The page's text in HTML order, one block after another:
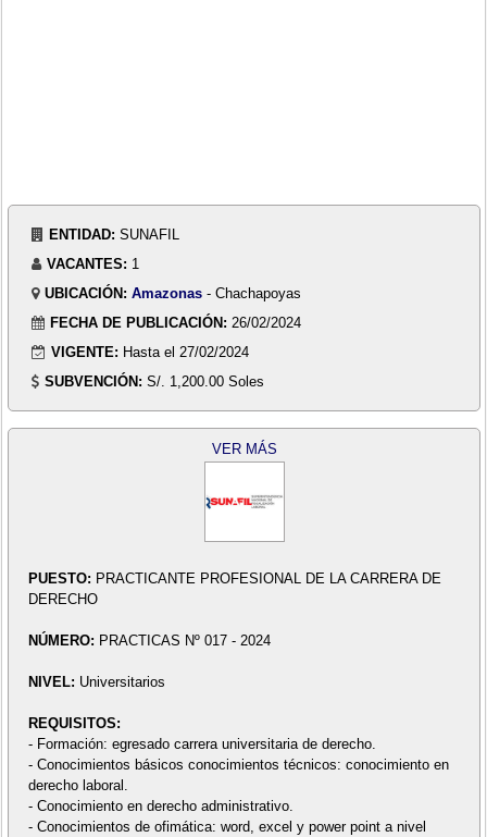
ENTIDAD: SUNAFIL
VACANTES: 1
UBICACIÓN: Amazonas - Chachapoyas
FECHA DE PUBLICACIÓN: 26/02/2024
VIGENTE: Hasta el 27/02/2024
SUBVENCIÓN: S/. 1,200.00 Soles
VER MÁS
PUESTO: PRACTICANTE PROFESIONAL DE LA CARRERA DE
DERECHO
NÚMERO: PRACTICAS Nº 017 - 2024
NIVEL: Universitarios
REQUISITOS:
- Formación: egresado carrera universitaria de derecho.
- Conocimientos básicos conocimientos técnicos: conocimiento en
derecho laboral.
- Conocimiento en derecho administrativo.
- Conocimientos de ofimática: word, excel y power point a nivel